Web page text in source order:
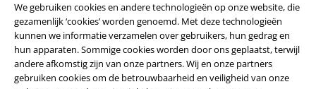
We gebruiken cookies en andere technologieën op onze website, die
gezamenlijk ‘cookies’ worden genoemd. Met deze technologieën
kunnen we informatie verzamelen over gebruikers, hun gedrag en
hun apparaten. Sommige cookies worden door ons geplaatst, terwijl
andere afkomstig zijn van onze partners. Wij en onze partners
gebruiken cookies om de betrouwbaarheid en veiligheid van onze
A Warner Music Group Company